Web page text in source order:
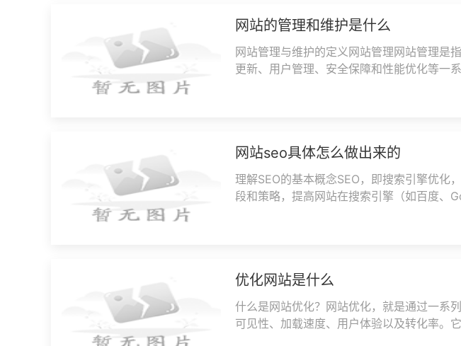
网站的管理和维护是什么
网站管理与维护的定义网站管理网站管理是
更新、用户管理、安全保障和性能优化等一
网站seo具体怎么做出来的
理解SEO的基本概念SEO，即搜索引擎优化
段和策略，提高网站在搜索引擎（如百度、
优化网站是什么
什么是网站优化？网站优化，就是通过一系
可见性、加载速度、用户体验以及转化率。